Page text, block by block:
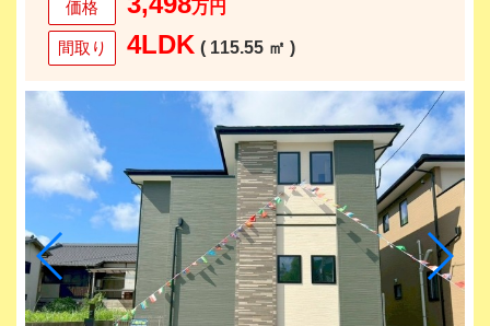
価格 万円
間取り 4LDK ( 115.55 ㎡ )